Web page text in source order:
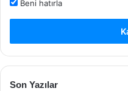
Beni hatırla
Son Yazılar